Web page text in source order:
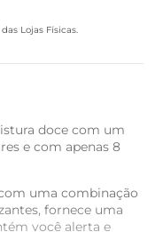
Lojas Físicas.
doce com um
e com apenas 8
uma combinação
fornece uma
você alerta e